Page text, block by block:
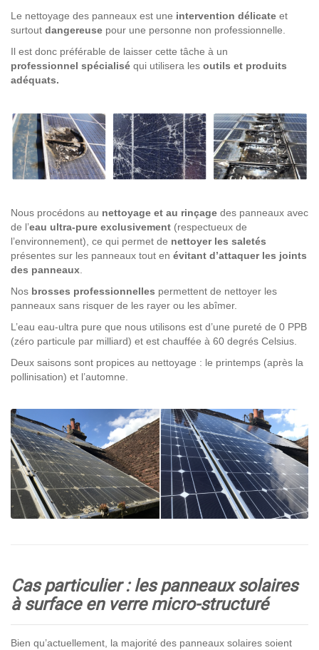
Le nettoyage des panneaux est une intervention délicate et
surtout dangereuse pour une personne non professionnelle.
Il est donc préférable de laisser cette tâche à un
professionnel spécialisé qui utilisera les outils et produits
adéquats.
Nous procédons au nettoyage et au rinçage des panneaux avec
de l’eau ultra-pure exclusivement (respectueux de
l’environnement), ce qui permet de nettoyer les saletés
présentes sur les panneaux tout en évitant d’attaquer les joints
des panneaux
Nos brosses professionnelles permettent de nettoyer les
panneaux sans risquer de les rayer ou les abîmer.
L’eau eau-ultra pure que nous utilisons est d’une pureté de 0 PPB
(zéro particule par milliard) et est chauffée à 60 degrés Celsius.
Deux saisons sont propices au nettoyage : le printemps (après la
pollinisation) et l’automne.
Cas particulier : les panneaux solaires
à surface en verre micro-structuré
Bien qu’actuellement, la majorité des panneaux solaires soient